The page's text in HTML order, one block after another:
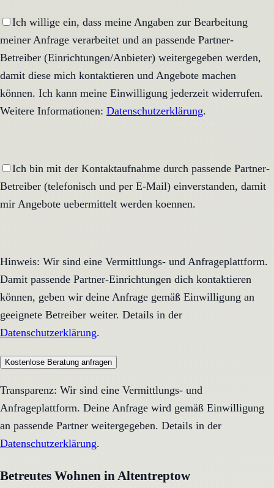
Ich willige ein, dass meine Angaben zur Bearbeitung
meiner Anfrage verarbeitet und an passende Partner-
Betreiber (Einrichtungen/Anbieter) weitergegeben werden,
damit diese mich kontaktieren und Angebote machen
können. Ich kann meine Einwilligung jederzeit widerrufen.
Weitere Informationen: Datenschutzerklärung.
Ich bin mit der Kontaktaufnahme durch passende Partner-
Betreiber (telefonisch und per E-Mail) einverstanden, damit
mir Angebote uebermittelt werden koennen.
Hinweis: Wir sind eine Vermittlungs- und Anfrageplattform.
Damit passende Partner-Einrichtungen dich kontaktieren
können, geben wir deine Anfrage gemäß Einwilligung an
geeignete Betreiber weiter. Details in der
Datenschutzerklärung.
Kostenlose Beratung anfragen
Transparenz: Wir sind eine Vermittlungs- und
Anfrageplattform. Deine Anfrage wird gemäß Einwilligung
an passende Partner weitergegeben. Details in der
Datenschutzerklärung.
Betreutes Wohnen in Altentreptow